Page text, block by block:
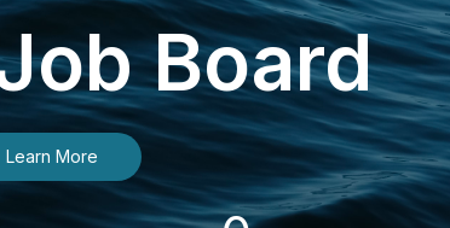
Board
Learn More